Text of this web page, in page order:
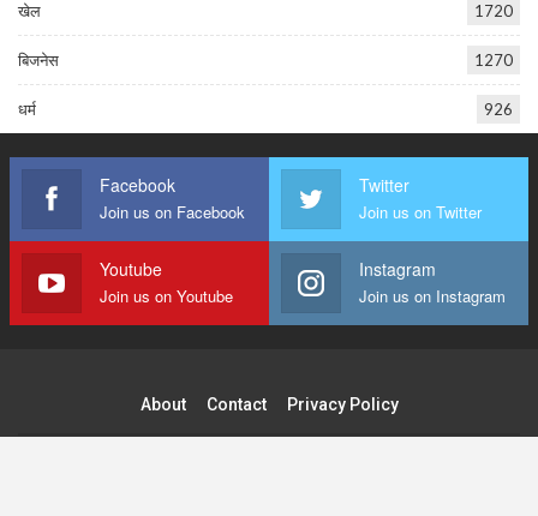
खेल 1720
बिजनेस 1270
धर्म 926
Facebook
Join us on Facebook
Twitter
Join us on Twitter
Youtube
Join us on Youtube
Instagram
Join us on Instagram
About Contact Privacy Policy